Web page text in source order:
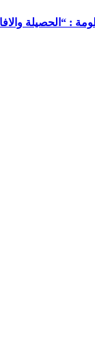
: “الحصيلة